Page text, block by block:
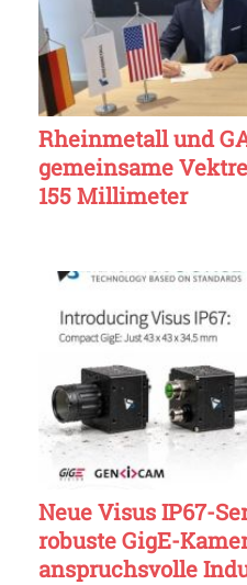
Rheinmetall und
gemeinsame
155 Millimeter
Neue Visus IP67-
robuste GigE-
anspruchsvolle